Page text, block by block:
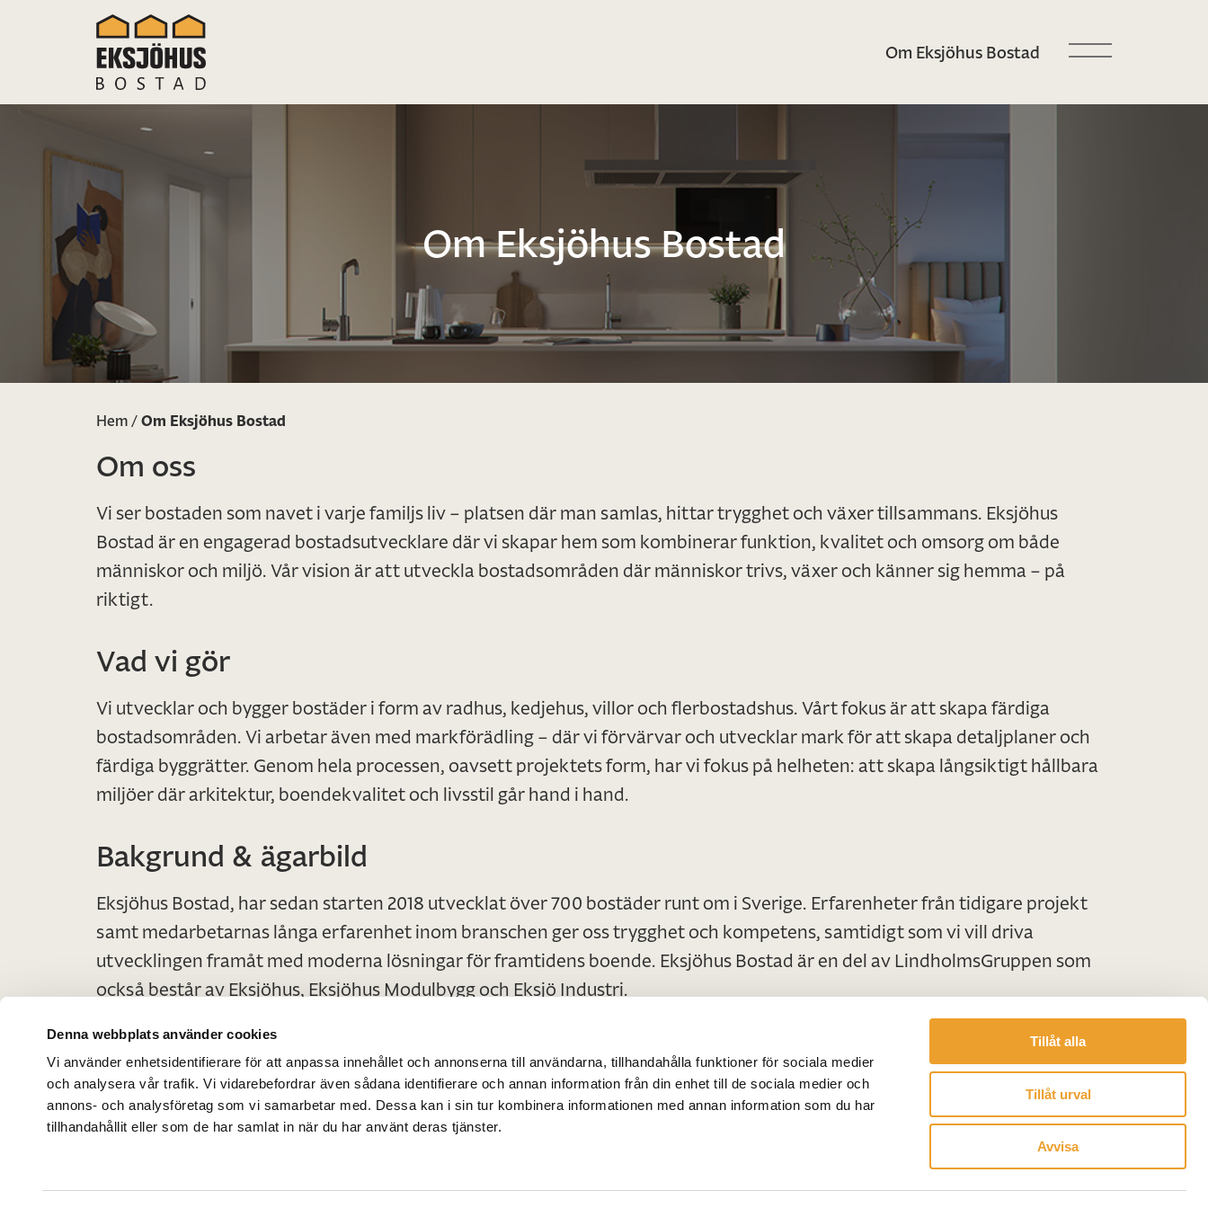
Denna webbplats använder cookies
Vi använder enhetsidentifierare för att anpassa innehållet och annonserna till användarna, tillhandahålla funktioner för sociala medier
och analysera vår trafik. Vi vidarebefordrar även sådana identifierare och annan information från din enhet till de sociala medier och
annons- och analysföretag som vi samarbetar med. Dessa kan i sin tur kombinera informationen med annan information som du har
tillhandahållit eller som de har samlat in när du har använt deras tjänster.
Tillåt alla
Tillåt urval
Avvisa
Om Eksjöhus Bostad
Om Eksjöhus Bostad
Hem /Om Eksjöhus Bostad
Om oss
Vi ser bostaden som navet i varje familjs liv – platsen där man samlas, hittar trygghet och växer tillsammans. Eksjöhus
Bostad är en engagerad bostadsutvecklare där vi skapar hem som kombinerar funktion, kvalitet och omsorg om både
människor och miljö. Vår vision är att utveckla bostadsområden där människor trivs, växer och känner sig hemma – på
riktigt.
Vad vi gör
Vi utvecklar och bygger bostäder i form av radhus, kedjehus, villor och flerbostadshus. Vårt fokus är att skapa färdiga
bostadsområden. Vi arbetar även med markförädling – där vi förvärvar och utvecklar mark för att skapa detaljplaner och
färdiga byggrätter. Genom hela processen, oavsett projektets form, har vi fokus på helheten: att skapa långsiktigt hållbara
miljöer där arkitektur, boendekvalitet och livsstil går hand i hand.
Bakgrund & ägarbild
Eksjöhus Bostad, har sedan starten 2018 utvecklat över 700 bostäder runt om i Sverige. Erfarenheter från tidigare projekt
samt medarbetarnas långa erfarenhet inom branschen ger oss trygghet och kompetens, samtidigt som vi vill driva
utvecklingen framåt med moderna lösningar för framtidens boende. Eksjöhus Bostad är en del av LindholmsGruppen som
också består av Eksjöhus, Eksjöhus Modulbygg och Eksjö Industri.
Genomföra projekt
Visselblåsartjänst